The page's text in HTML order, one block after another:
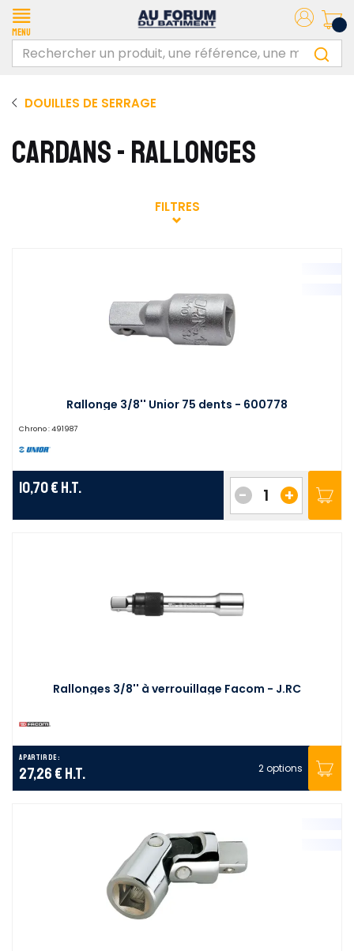
Menu
DOUILLES DE SERRAGE
CARDANS - RALLONGES
FILTRES
Rallonge 3/8'' Unior 75 dents - 600778
Chrono : 491987
10,70 € H.T. +
-
Rallonges 3/8'' à verrouillage Facom - J.RC
A partir de :
27,26 € H.T. 2 options